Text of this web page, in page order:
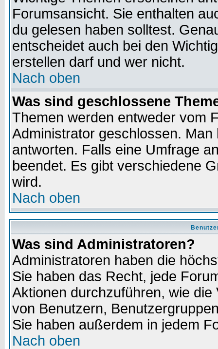
Forumsansicht. Sie enthalten
du gelesen haben solltest.
entscheidet auch bei den
erstellen darf und wer nicht.
Nach oben
Was sind geschlossene
Themen werden entweder vom
Administrator geschlossen.
antworten. Falls eine Umfrage
beendet. Es gibt verschiedene
wird.
Nach oben
Was sind Administratoren?
Administratoren haben die
Sie haben das Recht, jede
Aktionen durchzuführen, wie
von Benutzern,
Sie haben außerdem in jedem
Nach oben